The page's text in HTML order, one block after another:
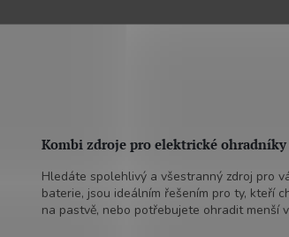
Kombi zdroje pro elektrické
Hledáte spolehlivý a všestranný zdroj pro
baterie, jsou ideálním řešením pro ty, kteří
na pastvě, nebo potřebujete ohradit menší